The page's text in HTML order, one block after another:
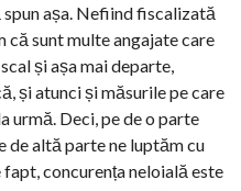
spun așa. Nefiind fiscalizată
sunt multe angajate care
și așa mai departe,
și atunci și măsurile pe care
urmă. Deci, pe de o parte
de altă parte ne luptăm cu
concurența neloială este